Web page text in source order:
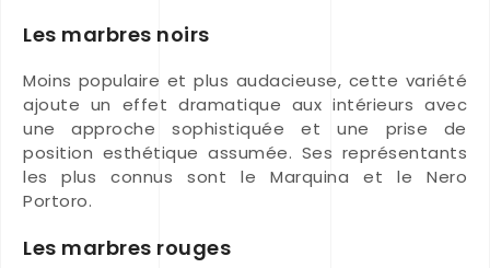
Les marbres noirs
Moins populaire et plus audacieuse, cette variété
ajoute un effet dramatique aux intérieurs avec
une approche sophistiquée et une prise de
position esthétique assumée. Ses représentants
les plus connus sont le Marquina et le Nero
Portoro.
Les marbres rouges